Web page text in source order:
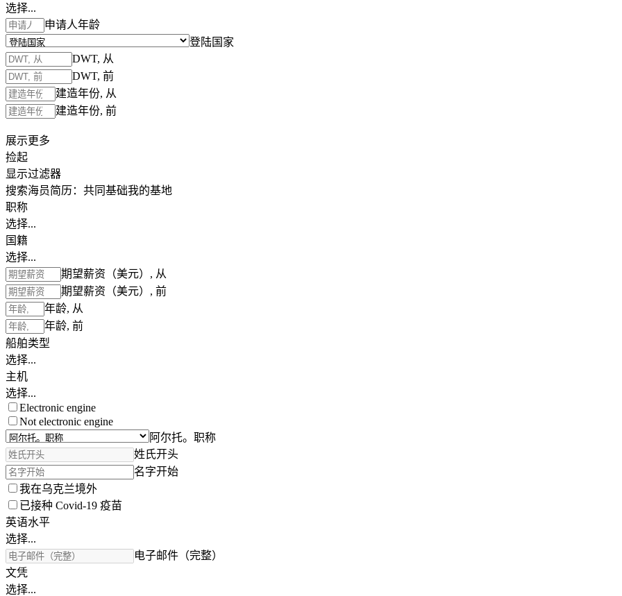
选择...
申请人年龄
登陆国家
DWT, 从
DWT, 前
建造年份, 从
建造年份, 前
展示更多
捡起
显示过滤器
搜索海员简历： 共同基础我的基地
职称
选择...
国籍
选择...
期望薪资（美元）, 从
期望薪资（美元）, 前
年龄, 从
年龄, 前
船舶类型
选择...
主机
选择...
Electronic engine
Not electronic engine
阿尔托。职称
姓氏开头
名字开始
我在乌克兰境外
已接种 Covid-19 疫苗
英语水平
选择...
电子邮件（完整）
文凭
选择...